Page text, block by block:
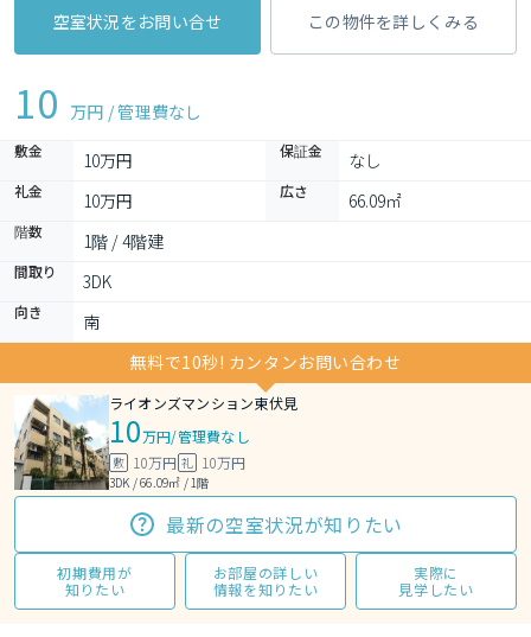
空室状況をお問い合せ この物件を詳しくみる
10 万円 / 管理費なし
敷金 10万円 保証金 なし
礼金 10万円 広さ 66.09㎡
階数 1階 / 4階建
間取り 3DK
向き
南
無料で10秒! カンタンお問い合わせ
ライオンズマンション東伏見
10万円/管理費なし
敷 10万円 礼 10万円
3DK / 66.09㎡ / 1階
最新の空室状況が知りたい
初期費用が
知りたい
お部屋の詳しい
情報を知りたい
実際に
見学したい